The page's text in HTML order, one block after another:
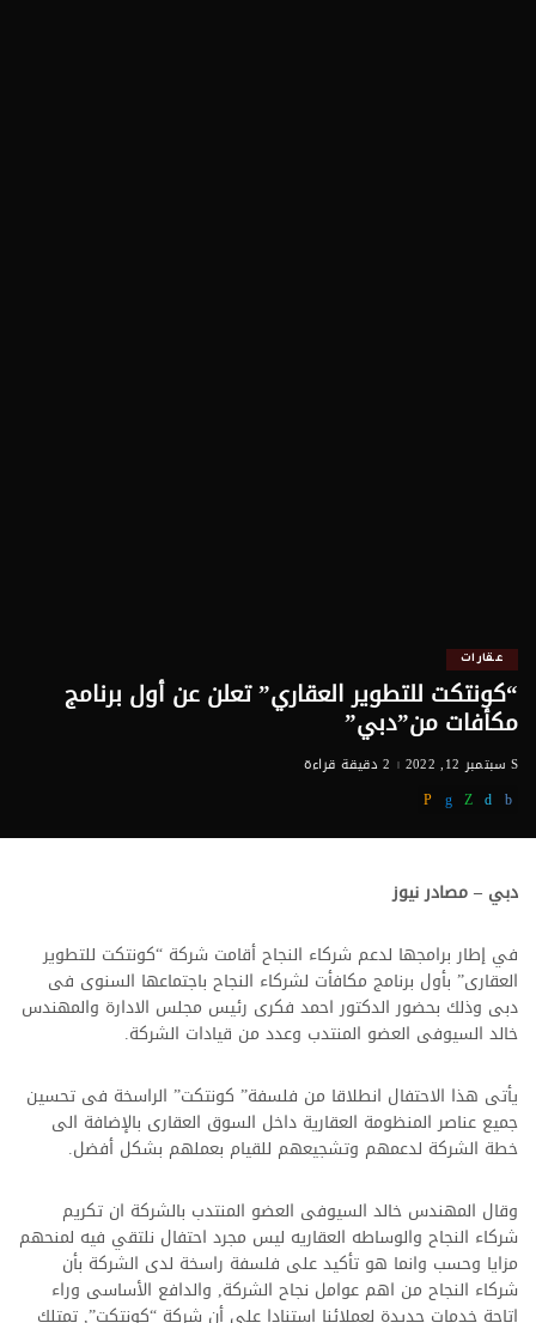
عقارات
“كونتكت للتطوير العقاري” تعلن عن أول برنامج
مكأفات من”دبي”
سبتمبر 12, 2022 2 دقيقة قراءة
دبي – مصادر نيوز
في إطار برامجها لدعم شركاء النجاح أقامت شركة “كونتكت للتطوير
العقارى” بأول برنامج مكافأت لشركاء النجاح باجتماعها السنوى فى
دبى وذلك بحضور الدكتور احمد فكرى رئيس مجلس الادارة والمهندس
خالد السيوفى العضو المنتدب وعدد من قيادات الشركة.
يأتى هذا الاحتفال انطلاقا من فلسفة” كونتكت” الراسخة فى تحسين
جميع عناصر المنظومة العقارية داخل السوق العقارى بالإضافة الى
خطة الشركة لدعمهم وتشجيعهم للقيام بعملهم بشكل أفضل.
وقال المهندس خالد السيوفى العضو المنتدب بالشركة ان تكريم
شركاء النجاح والوساطه العقاريه ليس مجرد احتفال نلتقي فيه لمنحهم
مزايا وحسب وانما هو تأكيد على فلسفة راسخة لدى الشركة بأن
شركاء النجاح من اهم عوامل نجاح الشركة, والدافع الأساسى وراء
اتاحة خدمات جديدة لعملائنا استنادا على أن شركة “كونتكت”, تمتلك